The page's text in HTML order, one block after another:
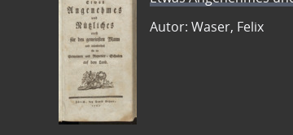
Autor: Waser, Felix